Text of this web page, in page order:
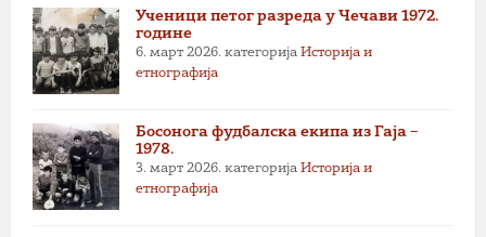
Ученици петог разреда у Чечави 1972.
године
6. март 2026. категорија Историја и
етнографија
Босонога фудбалска екипа из Гаја –
1978.
3. март 2026. категорија Историја и
етнографија